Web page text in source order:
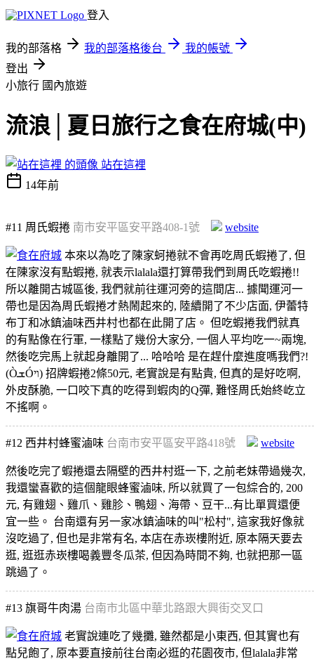
登入
我的部落格 我的部落格後台
我的帳號
登出
小旅行 國內旅遊
流浪│夏日旅行之食在府城(中)
站在這裡
14年前
#11 周氏蝦捲 南市安平區安平路408-1號 website
本來以為吃了陳家蚵捲就不會再吃周氏蝦捲了, 但
在陳家沒有點蝦捲, 就表示lalala還打算帶我們到周氏吃蝦捲!!
所以離開古城區後, 我們就前往運河旁的這間店... 據聞運河一
帶也是因為周氏蝦捲才熱鬧起來的, 陸續開了不少店面, 伊蕾特
布丁和冰鎮滷味西井村也都在此開了店。 但吃蝦捲我們就真
的有點像在行軍, 一樣點了幾份大家分, 一個人平均吃一~兩塊,
然後吃完馬上就起身離開了... 哈哈哈 是在趕什麼進度嗎我們?!
(ÒܫÓױ) 招牌蝦捲2條50元, 老實說是有點貴, 但真的是好吃啊,
外皮酥脆, 一口咬下真的吃得到蝦肉的Q彈, 難怪周氏始終屹立
不搖啊。
#12 西井村蜂蜜滷味 台南市安平區安平路418號 website
然後吃完了蝦捲還去隔壁的西井村逛一下, 之前老妹帶過幾次,
我還蠻喜歡的這個龍眼蜂蜜滷味, 所以就買了一包綜合的, 200
元, 有雞翅、雞爪、雞胗、鴨翅、海帶、豆干...有比單買還便
宜一些。 台南還有另一家冰鎮滷味的叫"松村", 這家我好像就
沒吃過了, 但也是非常有名, 本店在赤崁樓附近, 原本隔天要去
逛, 逛逛赤崁樓喝義豐冬瓜茶, 但因為時間不夠, 也就把那一區
跳過了。
#13 旗哥牛肉湯 台南市北區中華北路跟大興街交叉口
老實說連吃了幾攤, 雖然都是小東西, 但其實也有
點兒飽了, 原本要直接前往台南必逛的花園夜市, 但lalala非常